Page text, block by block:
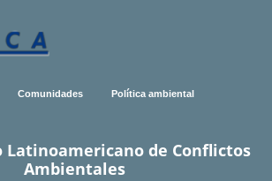
Comunidades Política ambiental
Latinoamericano de Conflictos
Ambientales